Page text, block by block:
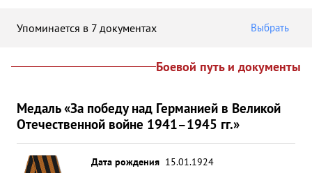
Упоминается в 7 документах Выбрать
Боевой путь и документы
Медаль «За победу над Германией в Великой
Отечественной войне 1941–1945 гг.»
Дата рождения 15.01.1924